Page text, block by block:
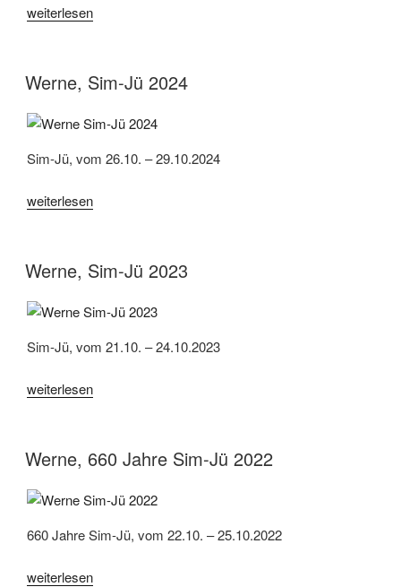
„Werne,
2025“
weiterlesen
Werne, Sim-Jü 2024
Sim-Jü, vom 26.10. – 29.10.2024
„Werne,
2024“
weiterlesen
Werne, Sim-Jü 2023
Sim-Jü, vom 21.10. – 24.10.2023
„Werne,
2023“
weiterlesen
Werne, 660 Jahre Sim-Jü 2022
660 Jahre Sim-Jü, vom 22.10. – 25.10.2022
„Werne,
weiterlesen